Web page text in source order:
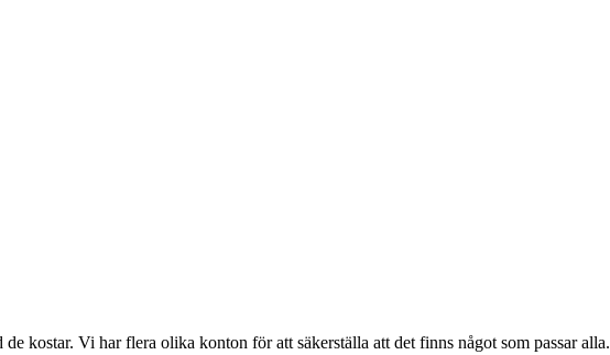
kostar. Vi har flera olika konton för att säkerställa att det finns något som passar alla.